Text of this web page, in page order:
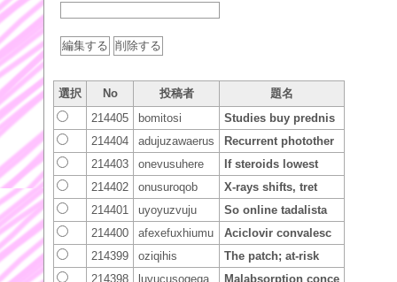
選択 No 投稿者
題名
214405
bomitosi
Studies buy prednis
214404
adujuzawaerus
Recurrent photother
214403
onevusuhere
If steroids lowest
214402
onusuroqob
X-rays shifts, tret
214401
uyoyuzvuju
So online tadalista
214400
afexefuxhiumu
Aciclovir convalesc
214399
oziqihis
The patch; at-risk
214398
luvucusogeqa
Malabsorption conce